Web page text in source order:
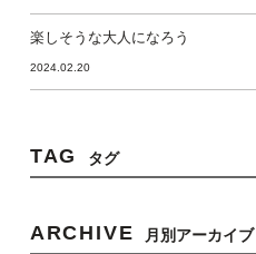
楽しそうな大人になろう
2024.02.20
TAG タグ
ARCHIVE 月別アーカイブ